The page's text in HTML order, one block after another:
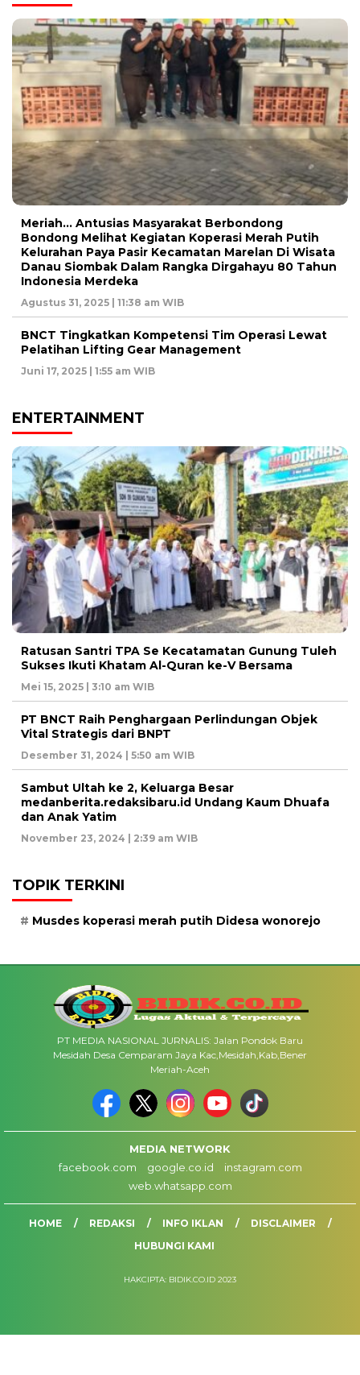
Meriah… Antusias Masyarakat Berbondong
Bondong Melihat Kegiatan Koperasi Merah Putih
Kelurahan Paya Pasir Kecamatan Marelan Di Wisata
Danau Siombak Dalam Rangka Dirgahayu 80 Tahun
Indonesia Merdeka
Agustus 31, 2025 | 11:38 am WIB
BNCT Tingkatkan Kompetensi Tim Operasi Lewat
Pelatihan Lifting Gear Management
Juni 17, 2025 | 1:55 am WIB
ENTERTAINMENT
Ratusan Santri TPA Se Kecatamatan Gunung Tuleh
Sukses Ikuti Khatam Al-Quran ke-V Bersama
Mei 15, 2025 | 3:10 am WIB
PT BNCT Raih Penghargaan Perlindungan Objek
Vital Strategis dari BNPT
Desember 31, 2024 | 5:50 am WIB
Sambut Ultah ke 2, Keluarga Besar
medanberita.redaksibaru.id Undang Kaum Dhuafa
dan Anak Yatim
November 23, 2024 | 2:39 am WIB
TOPIK TERKINI
Musdes koperasi merah putih Didesa wonorejo
PT MEDIA NASIONAL JURNALIS: Jalan Pondok Baru
Mesidah Desa Cemparam Jaya Kac,Mesidah,Kab,Bener
Meriah-Aceh
MEDIA NETWORK
facebook.com
google.co.id
instagram.com
web.whatsapp.com
HOME REDAKSI INFO IKLAN
DISCLAIMER
HUBUNGI KAMI
HAKCIPTA: BIDIK.CO.ID 2023